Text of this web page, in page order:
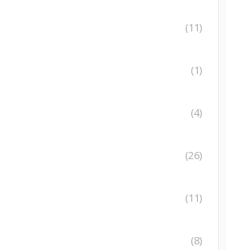
(11)
(1)
(4)
(26)
(11)
(8)